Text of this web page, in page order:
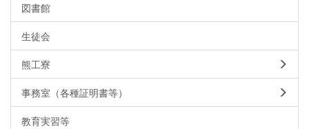
図書館
生徒会
熊工寮
事務室（各種証明書等）
教育実習等